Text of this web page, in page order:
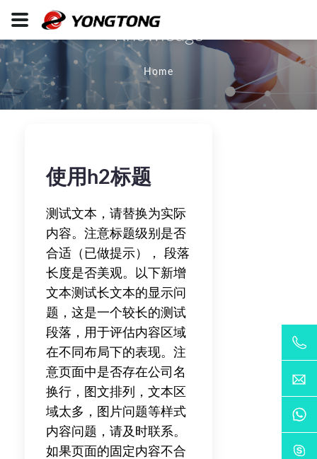
Knowledge
Home
使用h2标题
测试文本，请替换为实际
内容。注意标题级别是否
合适（已做提示）， 段落
长度是否美观。以下新增
文本测试长文本的显示问
题，这是一个较长的测试
段落，用于评估内容区域
在不同布局下的表现。注
意页面中是否存在公司名
换行，图文排列，文本区
域太多，图片问题等样式
内容问题，请及时联系。
如果页面的固定内容不合